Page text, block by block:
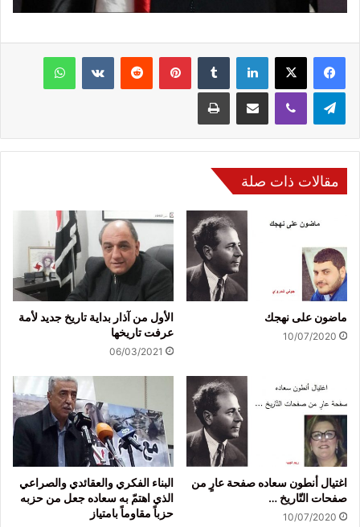
فيسبوك لينكدإن بينتيريست
مقالات ذات صلة
ماضون على نهجك
10/07/2020
الأول من آذار بداية تاريخ جديد لأمة
عرفت تاريخها
06/03/2021
اغتيال أنطون سعاده صفحة عارٍ من
صفحات التّاريخ …
10/07/2020
البناء الفكري والعقائدي والصراعي
الذي اهتمّ به سعاده جعل من حزبه
حزباً مقاوماً بامتياز